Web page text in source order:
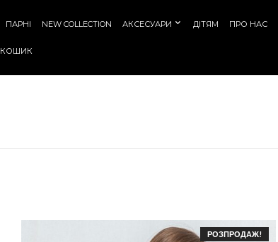
ПАРНІ NEW COLLECTION АКСЕСУАРИ ДІТЯМ ПРО НАС
КОШИК
РОЗПРОДАЖ!